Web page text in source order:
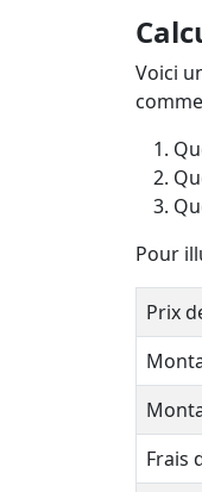
Voici
Pour
Prix
Frais